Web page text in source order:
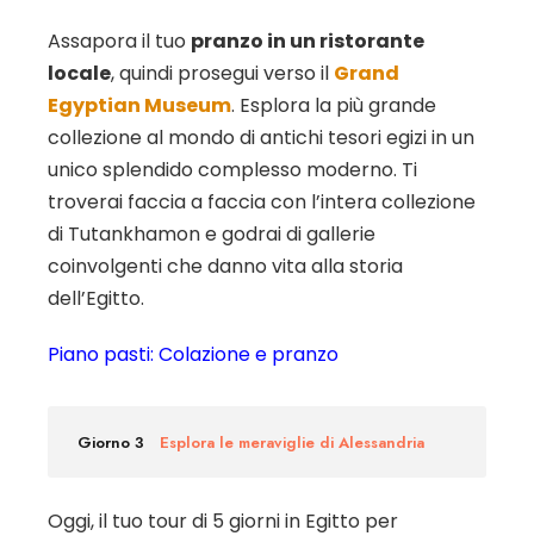
Assapora il tuo pranzo in un ristorante
locale, quindi prosegui verso il Grand
Egyptian Museum. Esplora la più grande
collezione al mondo di antichi tesori egizi in un
unico splendido complesso moderno. Ti
troverai faccia a faccia con l’intera collezione
di Tutankhamon e godrai di gallerie
coinvolgenti che danno vita alla storia
dell’Egitto.
Piano pasti: Colazione e pranzo
Giorno 3 Esplora le meraviglie di Alessandria
Oggi, il tuo tour di 5 giorni in Egitto per